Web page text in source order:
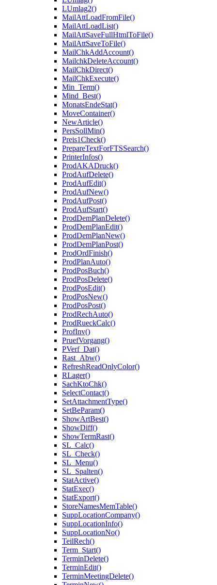
LUmlag2()
MailAttLoadFromFile()
MailAttLoadList()
MailAttSaveFullHtmlToFile()
MailAttSaveToFile()
MailChkAddAccount()
MailchkDeleteAccount()
MailChkDirect()
MailChkExecute()
Min_Term()
Mind_Best()
MonatsEndeStat()
MoveContainer()
NewArticle()
PersSollMin()
Preis1Check()
PrepareTextForFTSSearch()
PrinterInfos()
ProdAKADruck()
ProdAufDelete()
ProdAufEdit()
ProdAufNew()
ProdAufPost()
ProdAufStart()
ProdDemPlanDelete()
ProdDemPlanEdit()
ProdDemPlanNew()
ProdDemPlanPost()
ProdOrdFinish()
ProdPlanAuto()
ProdPosBuch()
ProdPosDelete()
ProdPosEdit()
ProdPosNew()
ProdPosPost()
ProdRechAuto()
ProdRueckCalc()
ProfInv()
PruefVorgang()
PVerf_Dat()
Rast_Abw()
RefreshReadOnlyColor()
RLager()
SachKtoChk()
SelectContact()
SetAttachmentType()
SetBeParam()
ShowArtBest()
ShowDiff()
ShowTermRast()
SL_Calc()
SL_Check()
SL_Menu()
SL_Spalten()
StatActive()
StatExec()
StatExport()
StoreNamesMemTable()
SuppLocationCompany()
SuppLocationInfo()
SuppLocationNo()
TeilRech()
Term_Start()
TerminDelete()
TerminEdit()
TerminMeetingDelete()